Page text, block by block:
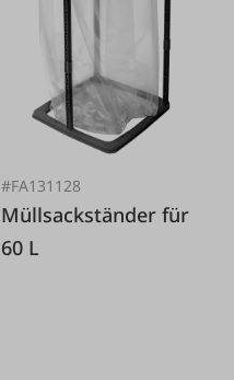
#FA131128
Müllsackständer für
60 L